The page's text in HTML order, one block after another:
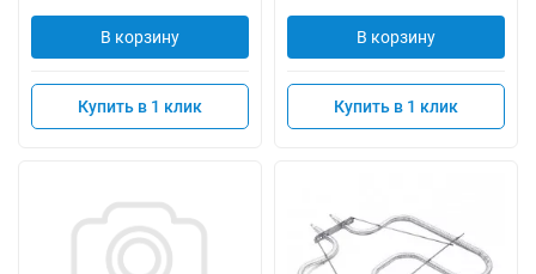
В корзину
Купить в 1 клик
В корзину
Купить в 1 клик